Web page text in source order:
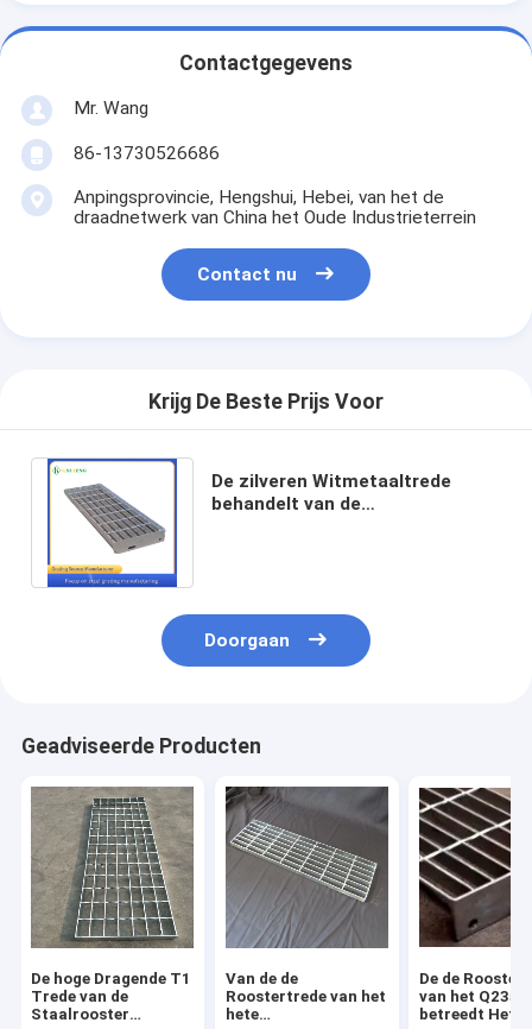
Contactgegevens
Mr. Wang
86-13730526686
Anpingsprovincie, Hengshui, Hebei, van het de
draadnetwerk van China het Oude Industrieterrein
Contact nu
Krijg De Beste Prijs Voor
De zilveren Witmetaaltrede
behandelt van de
Doorgaan
Geadviseerde Producten
De hoge Dragende T1
Trede van de
Staalrooster
Van de de
Roostertrede van het
hete
De de
van het
betreedt Hete